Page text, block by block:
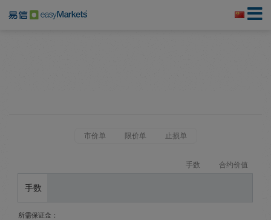
市价单 限价单 止损单
手数 合约价值
手数
所需保证金：